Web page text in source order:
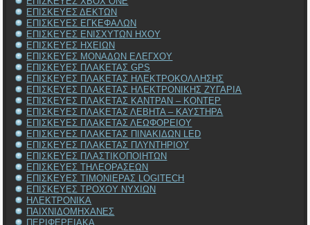
ΕΠΙΣΚΕΥΕΣ ΔΕΚΤΩΝ
ΕΠΙΣΚΕΥΕΣ ΕΓΚΕΦΑΛΩΝ
ΕΠΙΣΚΕΥΕΣ ΕΝΙΣΧΥΤΩΝ ΗΧΟΥ
ΕΠΙΣΚΕΥΕΣ ΗΧΕΙΩΝ
ΕΠΙΣΚΕΥΕΣ ΜΟΝΑΔΩΝ ΕΛΕΓΧΟΥ
ΕΠΙΣΚΕΥΕΣ ΠΛΑΚΕΤΑΣ GPS
ΕΠΙΣΚΕΥΕΣ ΠΛΑΚΕΤΑΣ ΗΛΕΚΤΡΟΚΟΛΛΗΣΗΣ
ΕΠΙΣΚΕΥΕΣ ΠΛΑΚΕΤΑΣ ΗΛΕΚΤΡΟΝΙΚΗΣ ΖΥΓΑΡΙΑ
ΕΠΙΣΚΕΥΕΣ ΠΛΑΚΕΤΑΣ ΚΑΝΤΡΑΝ – ΚΟΝΤΕΡ
ΕΠΙΣΚΕΥΕΣ ΠΛΑΚΕΤΑΣ ΛΕΒΗΤΑ – ΚΑΥΣΤΗΡΑ
ΕΠΙΣΚΕΥΕΣ ΠΛΑΚΕΤΑΣ ΛΕΩΦΟΡΕΙΟΥ
ΕΠΙΣΚΕΥΕΣ ΠΛΑΚΕΤΑΣ ΠΙΝΑΚΙΔΩΝ LED
ΕΠΙΣΚΕΥΕΣ ΠΛΑΚΕΤΑΣ ΠΛΥΝΤΗΡΙΟΥ
ΕΠΙΣΚΕΥΕΣ ΠΛΑΣΤΙΚΟΠΟΙΗΤΩΝ
ΕΠΙΣΚΕΥΕΣ ΤΗΛΕΟΡΑΣΕΩΝ
ΕΠΙΣΚΕΥΕΣ ΤΙΜΟΝΙΕΡΑΣ LOGITECH
ΕΠΙΣΚΕΥΕΣ ΤΡΟΧΟΥ ΝΥΧΙΩΝ
ΗΛΕΚΤΡΟΝΙΚΑ
ΠΑΙΧΝΙΔΟΜΗΧΑΝΕΣ
ΠΕΡΙΦΕΡΕΙΑΚΑ